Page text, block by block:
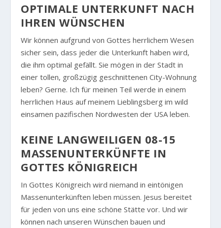
OPTIMALE UNTERKUNFT NACH
IHREN WÜNSCHEN
Wir können aufgrund von Gottes herrlichem Wesen
sicher sein, dass jeder die Unterkunft haben wird,
die ihm optimal gefällt. Sie mögen in der Stadt in
einer tollen, großzügig geschnittenen City-Wohnung
leben? Gerne. Ich für meinen Teil werde in einem
herrlichen Haus auf meinem Lieblingsberg im wild
einsamen pazifischen Nordwesten der USA leben.
KEINE LANGWEILIGEN 08-15
MASSENUNTERKÜNFTE IN
GOTTES KÖNIGREICH
In Gottes Königreich wird niemand in eintönigen
Massenunterkünften leben müssen. Jesus bereitet
für jeden von uns eine schöne Stätte vor. Und wir
können nach unseren Wünschen bauen und